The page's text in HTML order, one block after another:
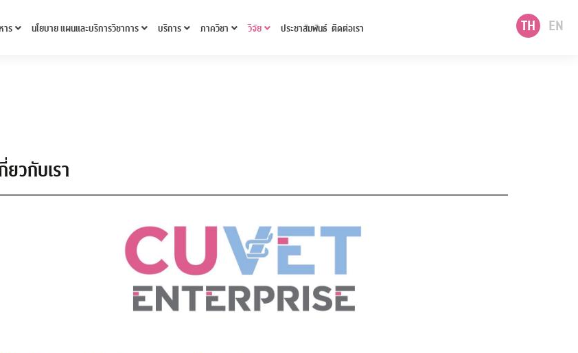
TH EN
าร นโยบาย แผนและบริการวิชาการ บริการ ภาควิชา วิจัย ประชาสัมพันธ์ ติดต่อเรา
ยวกับเรา